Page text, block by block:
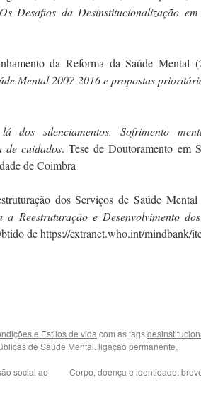
Desafios da Desinstitucionalização
da Reforma da Saúde Mental
Mental 2007-2016 e propostas
dos silenciamentos. Sofrimento
de cuidados. Tese de Doutoramento em
de Coimbra
dos Serviços de Saúde Mental
Reestruturação e Desenvolvimento
de https://extranet.who.int/mindbank/
e Estilos de vida com as tags
de Saúde Mental. ligação permanente.
social ao
Corpo, doença e identidade: